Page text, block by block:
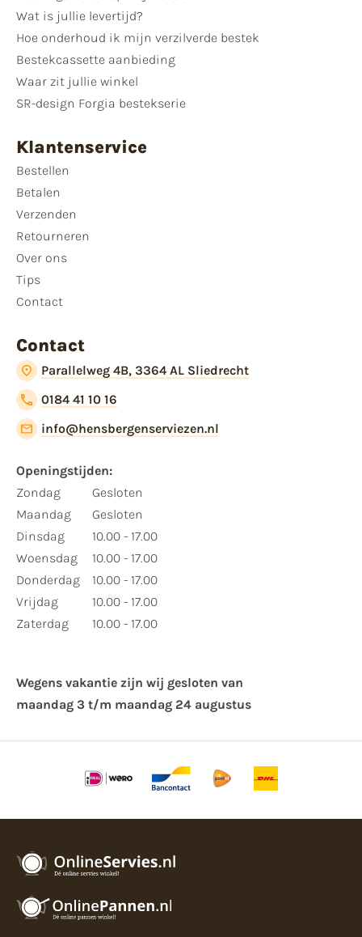
Wat is jullie levertijd?
Hoe onderhoud ik mijn verzilverde bestek
Bestekcassette aanbieding
Waar zit jullie winkel
SR-design Forgia bestekserie
Klantenservice
Bestellen
Betalen
Verzenden
Retourneren
Over ons
Tips
Contact
Contact
Parallelweg 4B, 3364 AL Sliedrecht
0184 41 10 16
info@hensbergenserviezen.nl
Openingstijden:
Zondag
Maandag
Dinsdag
Woensdag
Donderdag
Vrijdag
Zaterdag
Gesloten
Gesloten
10.00 - 17.00
10.00 - 17.00
10.00 - 17.00
10.00 - 17.00
10.00 - 17.00
Wegens vakantie zijn wij gesloten van ​
maandag 3 t/m maandag 24 augustus